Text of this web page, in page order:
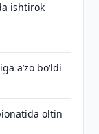
ishtirok
aʼzo bo‘ldi
oltin